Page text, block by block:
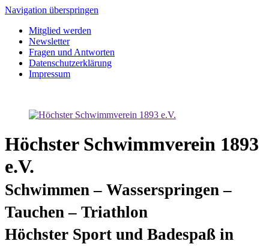
Navigation überspringen
Mitglied werden
Newsletter
Fragen und Antworten
Datenschutzerklärung
Impressum
Höchster Schwimmverein 1893
e.V.
Schwimmen – Wasserspringen –
Tauchen – Triathlon
Höchster Sport und Badespaß in